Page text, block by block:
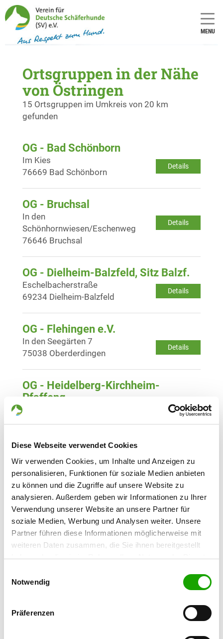
Diese Webseite verwendet Cookies
Wir verwenden Cookies, um Inhalte und Anzeigen zu
personalisieren, Funktionen für soziale Medien anbieten
zu können und die Zugriffe auf unsere Website zu
analysieren. Außerdem geben wir Informationen zu Ihrer
Verwendung unserer Website an unsere Partner für
soziale Medien, Werbung und Analysen weiter. Unsere
Partner führen diese Informationen möglicherweise mit
weiteren Daten zusammen, die Sie ihnen bereitgestellt
haben oder die sie im Rahmen Ihrer Nutzung der Dienste
Cookies, wenn Sie unsere Webseite weiterhin nutzen.
Notwendig
Präferenzen
MENU
Ortsgruppen in der Nähe
von Östringen
15 Ortsgruppen im Umkreis von 20 km
gefunden
OG - Bad Schönborn
Details
Im Kies
76669 Bad Schönborn
OG - Bruchsal
Details
In den
Schönhornwiesen/Eschenweg
76646 Bruchsal
OG - Dielheim-Balzfeld, Sitz Balzf.
Details
Eschelbacherstraße
69234 Dielheim-Balzfeld
OG - Flehingen e.V.
Details
In den Seegärten 7
75038 Oberderdingen
OG - Heidelberg-Kirchheim-
Pfaffeng.
Details
e.V.
Details
Walldorfer Weg
68766 Hockenheim
OG - Kronau e.V.
Im Sportzentrum 5
76709 Kronau
OG - Obergrombach e.V.